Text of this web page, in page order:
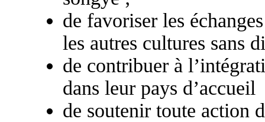
de favoriser les
les autres cultures sans
de contribuer à
dans leur pays d’accueil
de soutenir toute action